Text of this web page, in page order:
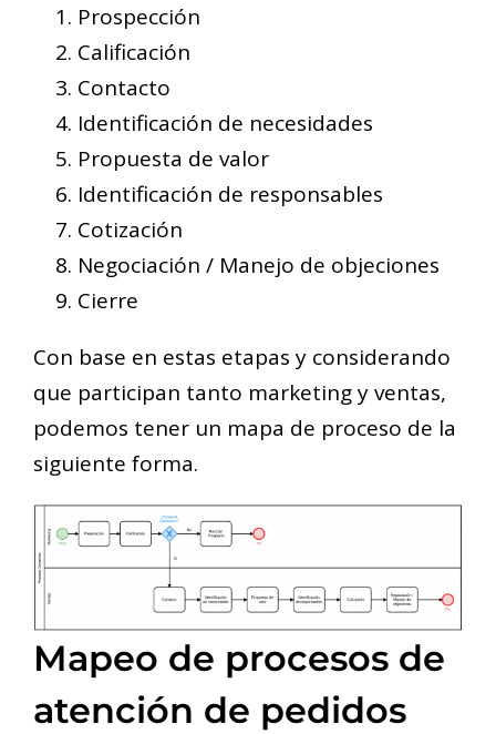
Prospección
Calificación
Contacto
Identificación de necesidades
Propuesta de valor
Identificación de responsables
Cotización
Negociación / Manejo de objeciones
Cierre
Con base en estas etapas y considerando
que participan tanto marketing y ventas,
podemos tener un mapa de proceso de la
siguiente forma.
Mapeo de procesos de
atención de pedidos